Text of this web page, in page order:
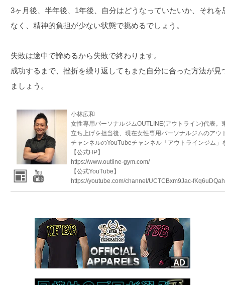
3ヶ月後、半年後、1年後、自分はどうなっていたいか、それ
なく、精神的負担が少ない状態で挑めるでしょう。
失敗は途中で諦めるから失敗で終わります。
成功するまで、挫折を繰り返してもまた自分に合った方法が
ましょう。
小林広和
女性専用パーソナルジムOUTLINE(アウトライン)代表
立ち上げを担当後、現在女性専用パーソナルジムのア
チャンネルのYouTubeチャンネル「アウトラインジム」
【公式HP】
https://www.outline-gym.com/
【公式YouTube】
https://youtube.com/channel/UCTCBxm9Jac-